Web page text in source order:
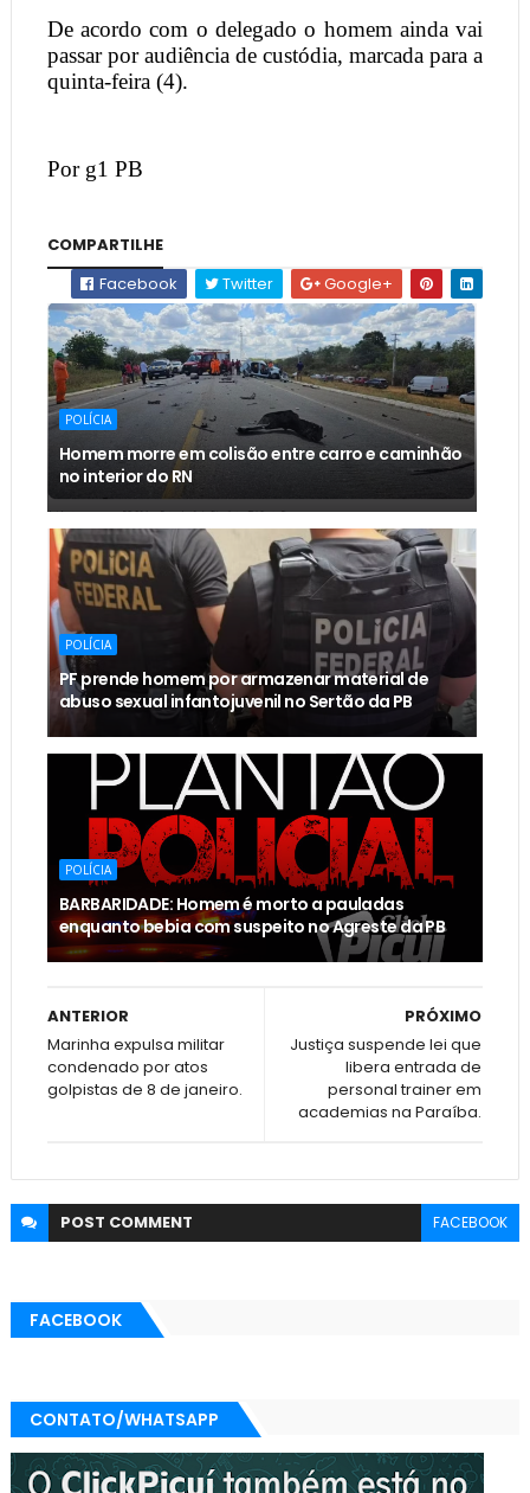
De acordo com o delegado o homem ainda vai
passar por audiência de custódia, marcada para a
quinta-feira (4).
Por g1 PB
COMPARTILHE
Facebook
Twitter Google+
POLÍCIA
Homem morre em colisão entre carro e caminhão
no interior do RN
POLÍCIA
PF prende homem por armazenar material de
abuso sexual infantojuvenil no Sertão da PB
POLÍCIA
BARBARIDADE: Homem é morto a pauladas
enquanto bebia com suspeito no Agreste da PB
PRÓXIMO
Justiça suspende lei que
libera entrada de
personal trainer em
academias na Paraíba.
ANTERIOR
Marinha expulsa militar
condenado por atos
golpistas de 8 de janeiro.
POST COMMENT FACEBOOK
FACEBOOK
CONTATO/WHATSAPP